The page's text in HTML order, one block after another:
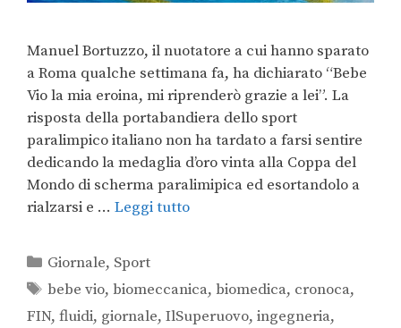
Manuel Bortuzzo, il nuotatore a cui hanno sparato
a Roma qualche settimana fa, ha dichiarato “Bebe
Vio la mia eroina, mi riprenderò grazie a lei”. La
risposta della portabandiera dello sport
paralimpico italiano non ha tardato a farsi sentire
dedicando la medaglia d’oro vinta alla Coppa del
Mondo di scherma paralimipica ed esortandolo a
rialzarsi e … Leggi tutto
Giornale, Sport
bebe vio,biomeccanica,biomedica, cronoca,
FIN, fluidi, giornale, IlSuperuovo, ingegneria,